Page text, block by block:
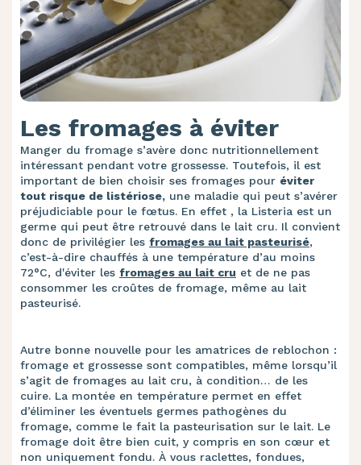
Les fromages à éviter
Manger du fromage s’avère donc nutritionnellement
intéressant pendant votre grossesse. Toutefois, il est
important de bien choisir ses fromages pour éviter
tout risque de listériose, une maladie qui peut s’avérer
préjudiciable pour le fœtus. En effet , la Listeria est un
germe qui peut être retrouvé dans le lait cru. Il convient
donc de privilégier les fromages au lait pasteurisé,
c’est-à-dire chauffés à une température d’au moins
72°C, d'éviter les fromages au lait cru et de ne pas
consommer les croûtes de fromage, même au lait
pasteurisé.
Autre bonne nouvelle pour les amatrices de reblochon :
fromage et grossesse sont compatibles, même lorsqu’il
s’agit de fromages au lait cru, à condition… de les
cuire. La montée en température permet en effet
d’éliminer les éventuels germes pathogènes du
fromage, comme le fait la pasteurisation sur le lait. Le
fromage doit être bien cuit, y compris en son cœur et
non uniquement fondu. À vous raclettes, fondues,